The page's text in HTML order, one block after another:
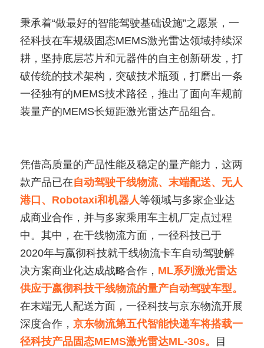
秉承着“做最好的智能驾驶基础设施”之愿景，一
径科技在车规级固态MEMS激光雷达领域持续深
耕，坚持底层芯片和元器件的自主创新研发，打
破传统的技术架构，突破技术瓶颈，打磨出一条
一径独有的MEMS技术路径，推出了面向车规前
装量产的MEMS长短距激光雷达产品组合。
凭借高质量的产品性能及稳定的量产能力，这两
款产品已在自动驾驶干线物流、末端配送、无人
港口、Robotaxi和机器人等领域与多家企业达
成商业合作，并与多家乘用车主机厂定点过程
中。其中，在干线物流方面，一径科技已于
2020年与嬴彻科技就干线物流卡车自动驾驶解
决方案商业化达成战略合作， ML系列激光雷达
供应于嬴彻科技干线物流的量产自动驾驶车型。
在末端无人配送方面，一径科技与京东物流开展
深度合作， 京东物流第五代智能快递车将搭载一
径科技产品固态MEMS激光雷达ML-30s。
目